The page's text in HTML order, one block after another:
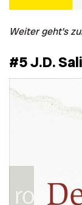
Weiter geht's
#5 J.D.